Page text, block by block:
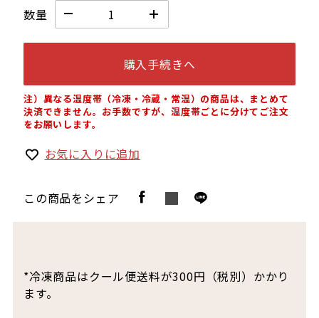
数量
購入手続きへ
注）異なる温度帯（冷凍・冷蔵・常温）の商品は、まとめて
決済できません。お手数ですが、温度帯ごとに分けてご注文
をお願いします。
お気に入りに追加
この商品をシェア
*冷凍商品はクール便送料が300円（税別）かかり
ます。